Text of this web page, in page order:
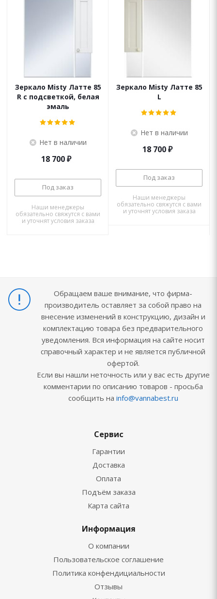
Зеркало Misty Латте 85
R c подсветкой, белая
эмаль
Нет в наличии
18 700₽
Под заказ
Наши менеджеры
обязательно свяжутся с вами
и уточнят условия заказа
Зеркало Misty Латте 85
L
Нет в наличии
18 700₽
Под заказ
Наши менеджеры
обязательно свяжутся с вами
и уточнят условия заказа
Обращаем ваше внимание, что фирма-
производитель оставляет за собой право на
внесение изменений в конструкцию, дизайн и
комплектацию товара без предварительного
уведомления. Вся информация на сайте носит
справочный характер и не является публичной
офертой.
Если вы нашли неточность или у вас есть другие
комментарии по описанию товаров - просьба
сообщить на info@vannabest.ru
Сервис
Гарантии
Доставка
Оплата
Подъём заказа
Карта сайта
Информация
О компании
Пользовательское соглашение
Политика конфендициальности
Отзывы